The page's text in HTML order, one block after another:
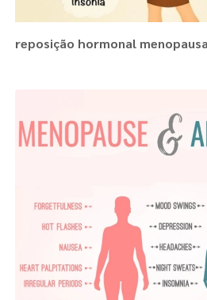
reposição hormonal menopausa